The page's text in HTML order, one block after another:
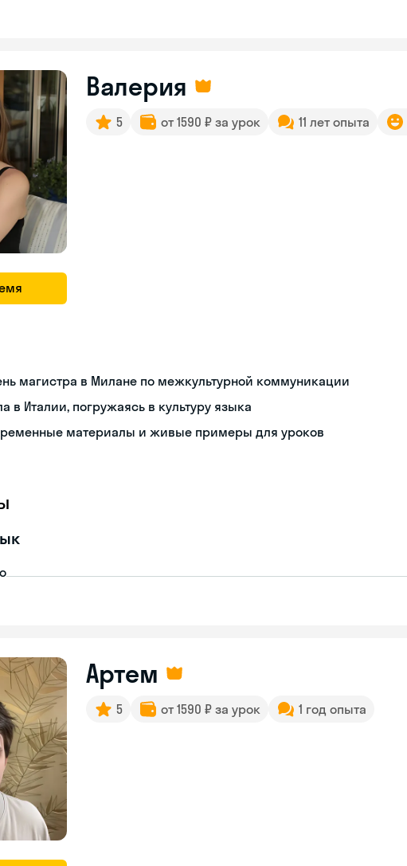
Валерия
5 от 1590 ₽ за урок 11 лет опыта
магистра в Милане по межкультурной коммуникации
в Италии, погружаясь в культуру языка
материалы и живые примеры для уроков
Артем
5 от 1590 ₽ за урок 1 год опыта